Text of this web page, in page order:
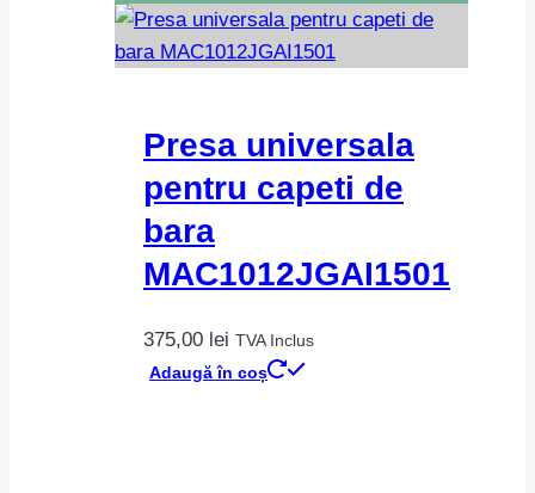
Presa universala
pentru capeti de
bara
MAC1012JGAI1501
375,00 lei TVA Inclus
Adaugă în coș